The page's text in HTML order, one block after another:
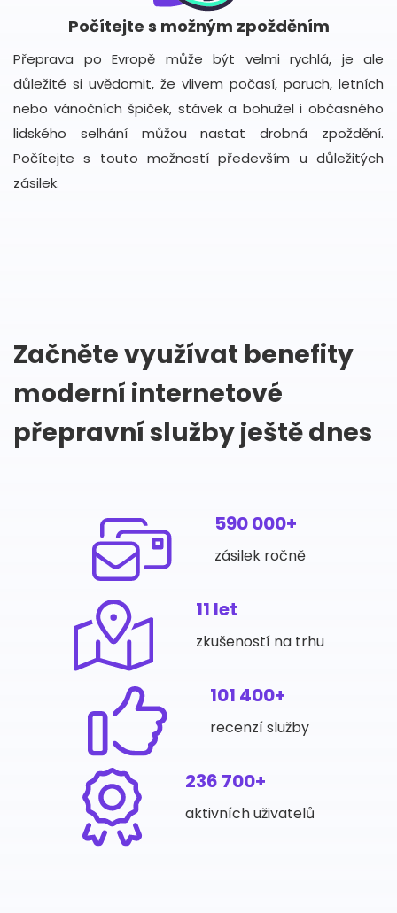
Počítejte s možným zpožděním
Přeprava po Evropě může být velmi rychlá, je ale
důležité si uvědomit, že vlivem počasí, poruch, letních
nebo vánočních špiček, stávek a bohužel i občasného
lidského selhání můžou nastat drobná zpoždění.
Počítejte s touto možností především u důležitých
zásilek.
Začněte využívat benefity
moderní internetové
přepravní služby ještě dnes
590 000+
zásilek ročně
11 let
zkušeností na trhu
101 400+
recenzí služby
236 700+
aktivních uživatelů